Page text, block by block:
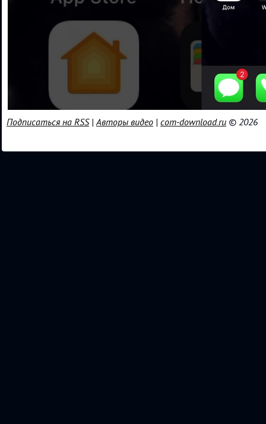
Подписаться на RSS|Авторы видео | com-download.ru © 2026